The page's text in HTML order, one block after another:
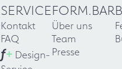
SERVICE
Kontakt
FAQ
f+ Design-
FORM.BAR
Über uns
Team
Presse